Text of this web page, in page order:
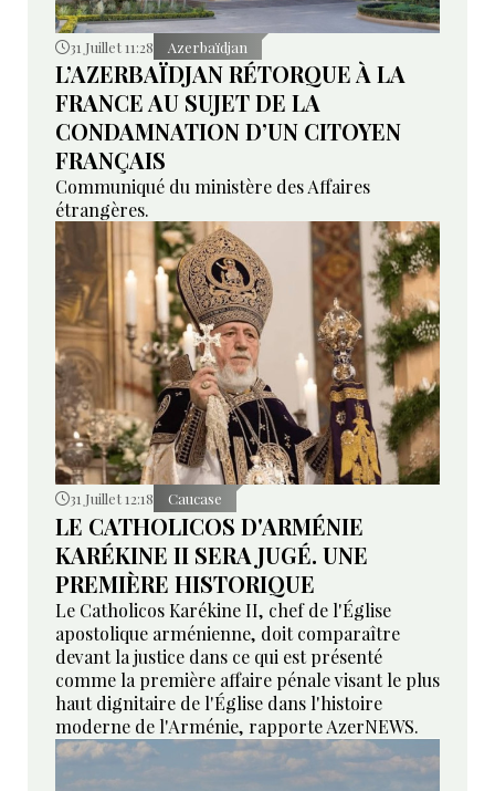
31 Juillet 11:28 Azerbaïdjan
L’AZERBAÏDJAN RÉTORQUE À LA
FRANCE AU SUJET DE LA
CONDAMNATION D’UN CITOYEN
FRANÇAIS
Communiqué du ministère des Affaires
étrangères.
31 Juillet 12:18 Caucase
LE CATHOLICOS D'ARMÉNIE
KARÉKINE II SERA JUGÉ. UNE
PREMIÈRE HISTORIQUE
Le Catholicos Karékine II, chef de l'Église
apostolique arménienne, doit comparaître
devant la justice dans ce qui est présenté
comme la première affaire pénale visant le plus
haut dignitaire de l'Église dans l'histoire
moderne de l'Arménie, rapporte AzerNEWS.